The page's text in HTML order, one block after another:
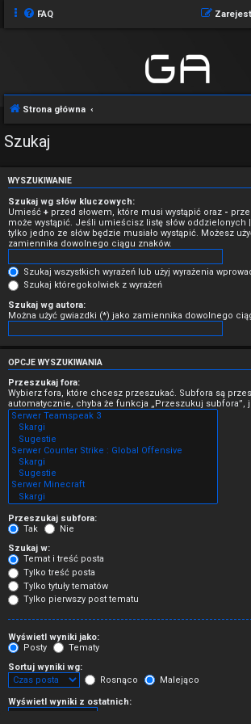
FAQ
Strona główna
Szukaj
WYSZUKIWANIE
Szukaj wg słów kluczowych:
Umieść + przed słowem, które musi wystąpić oraz -
może wystąpić. Jeśli umieścisz listę słów oddzielonych |
tylko jedno ze słów będzie musiało wystąpić. Możesz
zamiennika dowolnego ciągu znaków.
Szukaj wszystkich wyrażeń lub użyj wyrażenia
Szukaj któregokolwiek z wyrażeń
Szukaj wg autora:
Można użyć gwiazdki (*) jako zamiennika dowolnego
OPCJE WYSZUKIWANIA
Przeszukaj fora:
Wybierz fora, które chcesz przeszukać. Subfora są
automatycznie, chyba że funkcja „Przeszukuj subfora”,
Przeszukaj subfora:
Tak
Nie
Szukaj w:
Temat i treść posta
Tylko treść posta
Tylko tytuły tematów
Tylko pierwszy post tematu
Wyświetl wyniki jako:
Posty
Tematy
Sortuj wyniki wg:
Rosnąco
Malejąco
Wyświetl wyniki z ostatnich: